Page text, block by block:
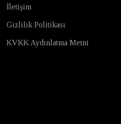
İletişim
Gizlilik Politikası
KVKK Aydınlatma Metni